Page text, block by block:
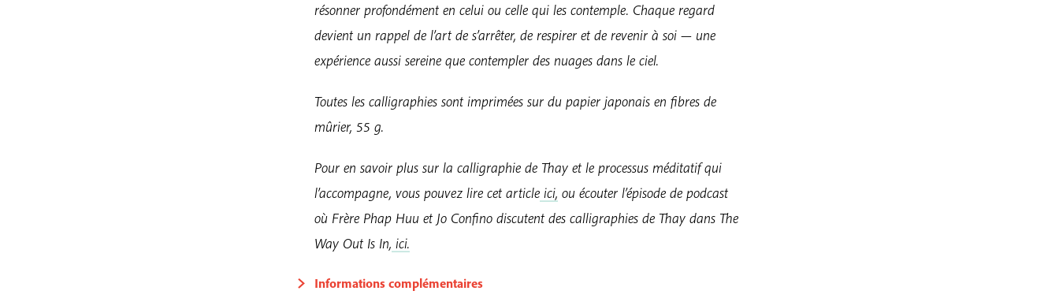
résonner profondément en celui ou celle qui les contemple. Chaque regard
devient un rappel de l’art de s’arrêter, de respirer et de revenir à soi — une
expérience aussi sereine que contempler des nuages dans le ciel.
Toutes les calligraphies sont imprimées sur du papier japonais en fibres de
mûrier, 55 g.
Pour en savoir plus sur la calligraphie de Thay et le processus méditatif qui
l’accompagne, vous pouvez lire cet article ici, ou écouter l’épisode de podcast
où Frère Phap Huu et Jo Confino discutent des calligraphies de Thay dans The
Way Out Is In, ici.
Informations complémentaires